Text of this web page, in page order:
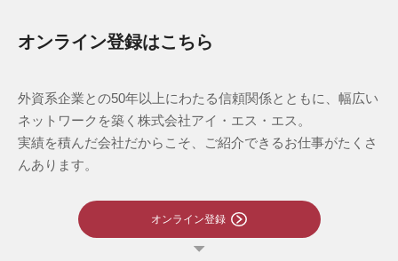
オンライン登録はこちら
外資系企業との50年以上にわたる信頼関係とともに、幅広い
ネットワークを築く株式会社アイ・エス・エス。
実績を積んだ会社だからこそ、ご紹介できるお仕事がたくさ
んあります。
オンライン登録